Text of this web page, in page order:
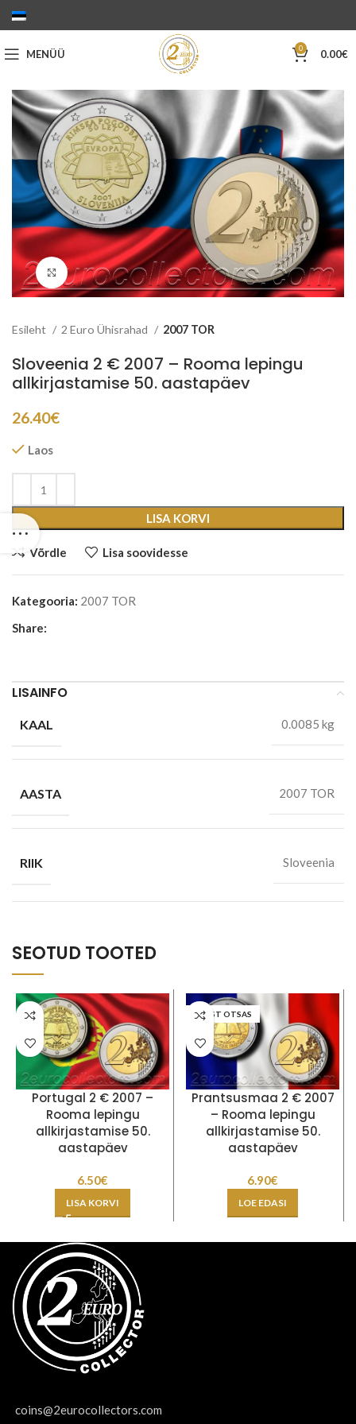
MENÜÜ 0 0.00€
Suurenda
Esileht 2 Euro Ühisrahad 2007 TOR
Sloveenia 2 € 2007 – Rooma lepingu
allkirjastamise 50. aastapäev
26.40€
Laos
LISA KORVI
Võrdle Lisa soovidesse
Kategooria: 2007 TOR
Share:
LISAINFO
KAAL 0.0085 kg
AASTA 2007 TOR
RIIK Sloveenia
SEOTUD TOOTED
Portugal 2 € 2007 –
Rooma lepingu
allkirjastamise 50.
aastapäev
6.50€
LISA KORVI
LAOST OTSAS
Prantsusmaa 2 € 2007
– Rooma lepingu
allkirjastamise 50.
aastapäev
6.90€
LOE EDASI
coins@2eurocollectors.com